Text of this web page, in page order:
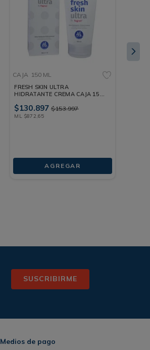
CAJA 150 ML
FRESH SKIN ULTRA
HIDRATANTE CREMA CAJA 150
$130.897 $153.997
ML $872 65
AGREGAR
SUSCRIBIRME
Medios de pago